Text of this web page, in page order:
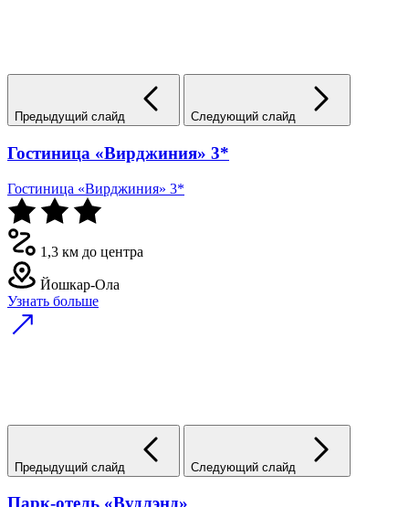
Предыдущий слайд Следующий слайд
Гостиница «Вирджиния» 3*
Гостиница «Вирджиния» 3*
1,3 км до центра
Йошкар-Ола
Узнать больше
Предыдущий слайд Следующий слайд
Парк-отель «Вудлэнд»